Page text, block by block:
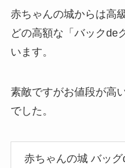
赤ちゃんの城からは高
どの高額な「バックde
います。
素敵ですがお値段が高
でした。
赤ちゃんの城 バッグ